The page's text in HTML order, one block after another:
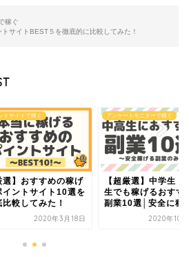
稼ぐ
サイトBEST５を徹底的に比較してみた！
トサイトで稼ぐ
選】おすすめの稼げ
イントサイト10選を
比較してみた！
2020年3月18日
アンケートモニターで稼ぐ
【超厳選】中学生・
生でも稼げるおすす
副業10選│安全に稼
2020年10